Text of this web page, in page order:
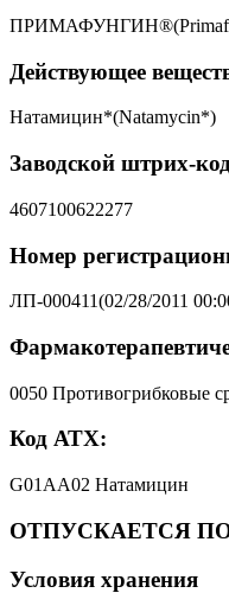
Действующее
Натамицин*(Natamycin*)
Заводской штрих-
4607100622277
Номер
ЛП-000411(02/28/2011
0050 Противогрибковые
Код АТХ:
G01AA02 Натамицин
ОТПУСКАЕТСЯ
Условия хранения